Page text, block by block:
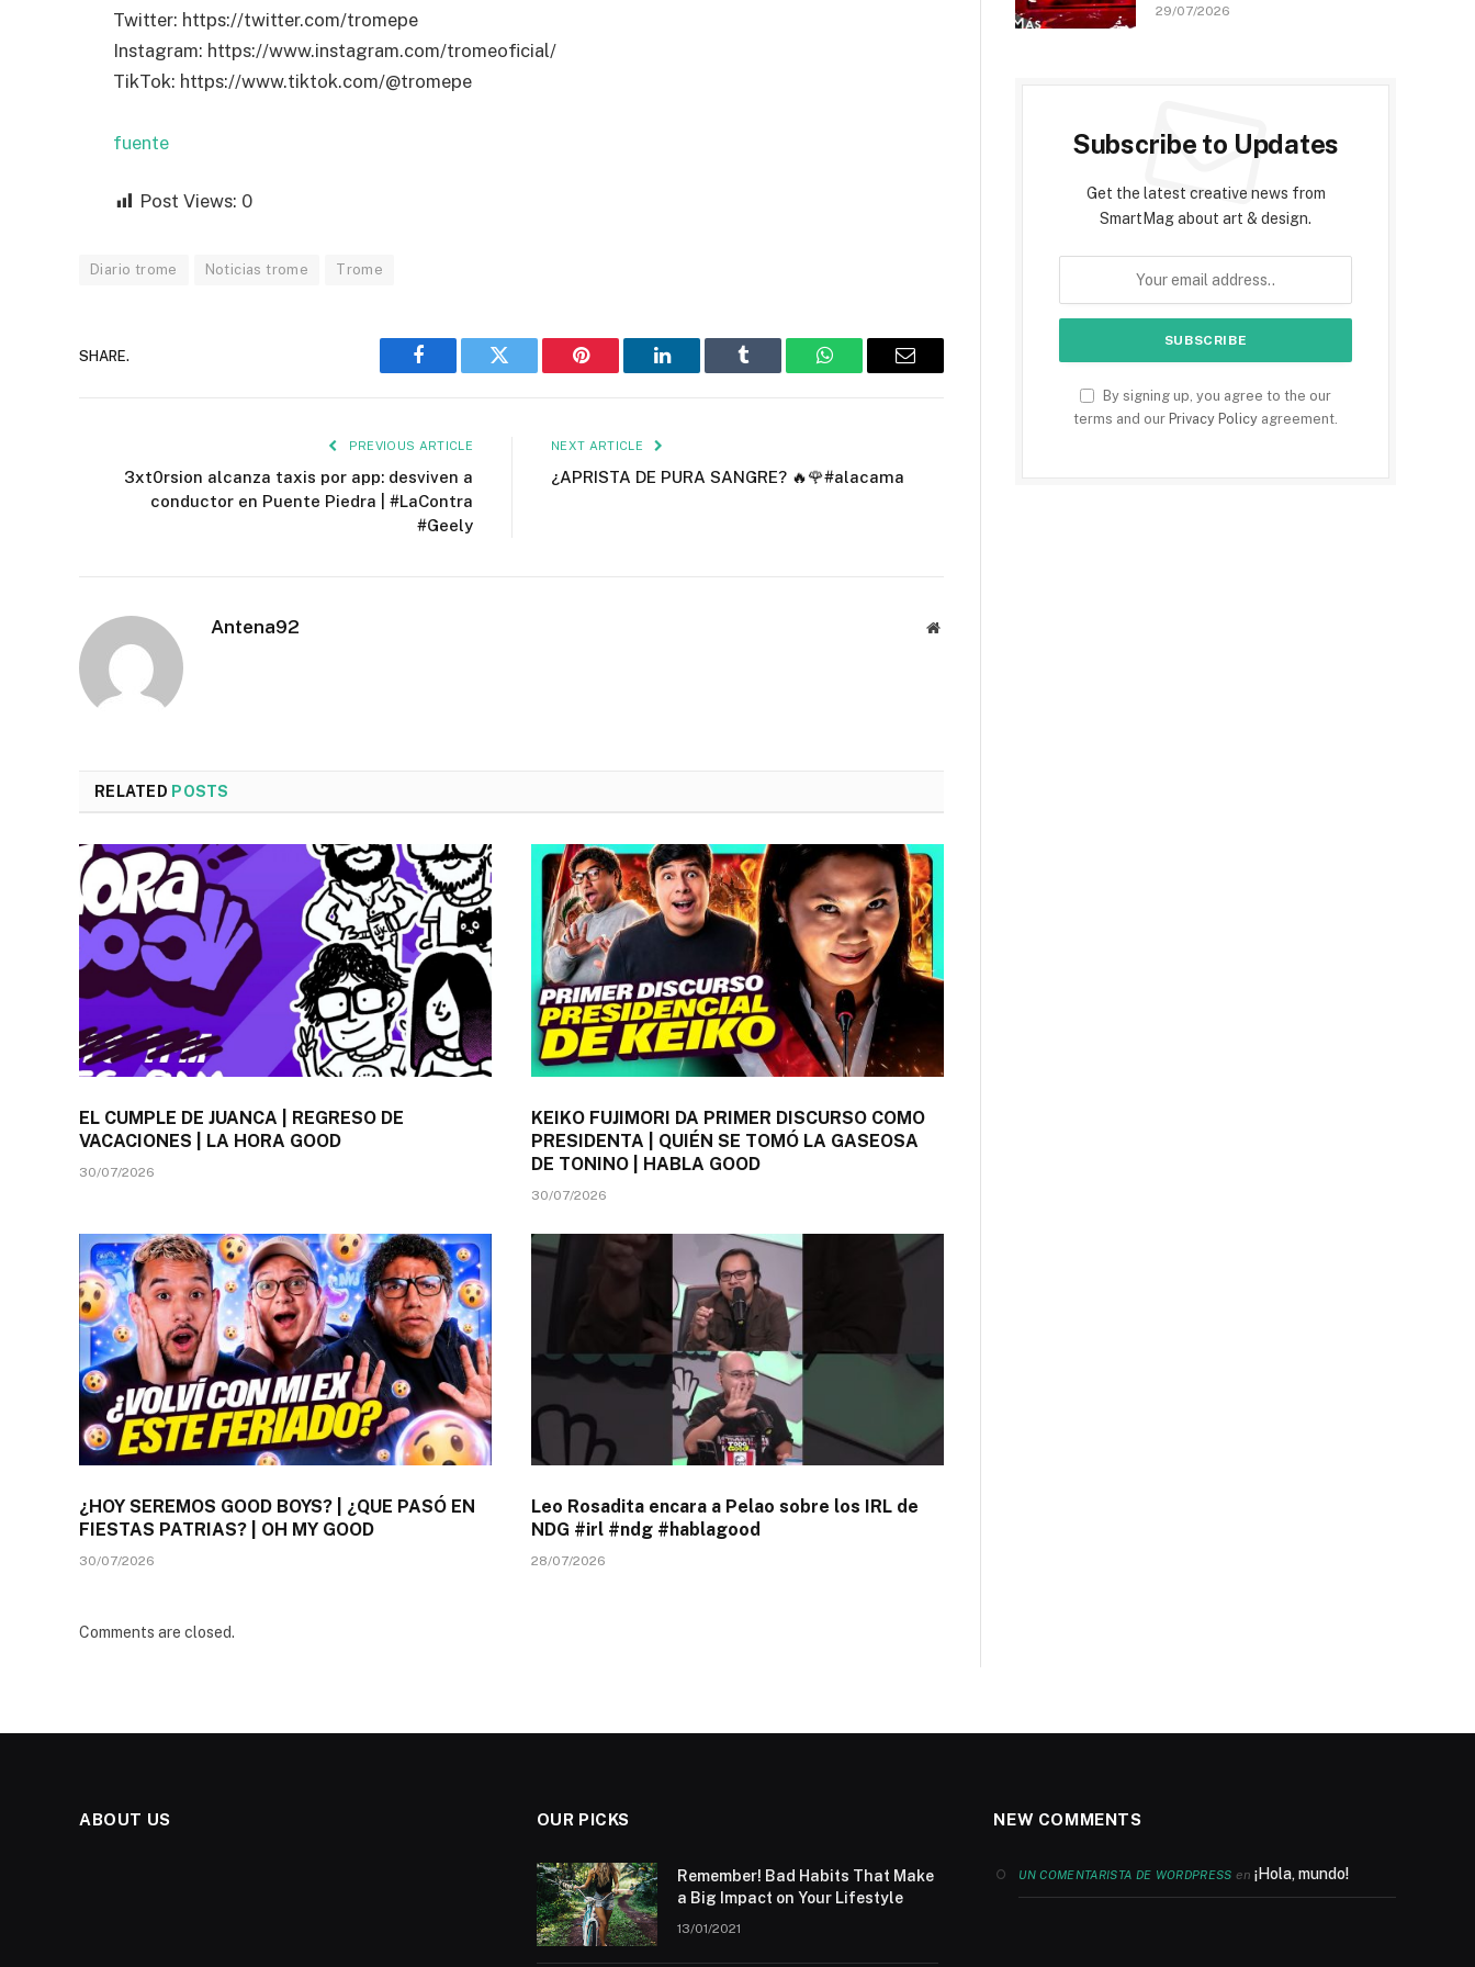
Twitter: https://twitter.com/tromepe
Instagram: https://www.instagram.com/tromeoficial/
TikTok: https://www.tiktok.com/@tromepe
fuente
Post Views: 0
Diario trome Noticias trome Trome
SHARE.
Facebook Twitter Pinterest LinkedIn Tumblr WhatsAppEmail
PREVIOUS ARTICLE
3xt0rsion alcanza taxis por app: desviven a
conductor en Puente Piedra | #LaContra
#Geely
NEXT ARTICLE
¿APRISTA DE PURA SANGRE? 🔥🌹#alacama
Antena92 Website
RELATED POSTS
EL CUMPLE DE JUANCA | REGRESO DE
VACACIONES | LA HORA GOOD
30/07/2026
KEIKO FUJIMORI DA PRIMER DISCURSO COMO
PRESIDENTA | QUIÉN SE TOMÓ LA GASEOSA
DE TONINO | HABLA GOOD
30/07/2026
¿HOY SEREMOS GOOD BOYS? | ¿QUE PASÓ EN
FIESTAS PATRIAS? | OH MY GOOD
30/07/2026
Leo Rosadita encara a Pelao sobre los IRL de
NDG #irl #ndg #hablagood
28/07/2026
Comments are closed.
29/07/2026
Subscribe to Updates
Get the latest creative news from
SmartMag about art & design.
By signing up, you agree to the our
terms and our Privacy Policy agreement.
ABOUT US OUR PICKS
Remember! Bad Habits That Make
a Big Impact on Your Lifestyle
13/01/2021
NEW COMMENTS
UN COMENTARISTA DE WORDPRESS en ¡Hola, mundo!